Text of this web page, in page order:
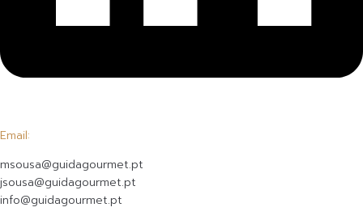
Email:
msousa@guidagourmet.pt
jsousa@guidagourmet.pt
info@guidagourmet.pt